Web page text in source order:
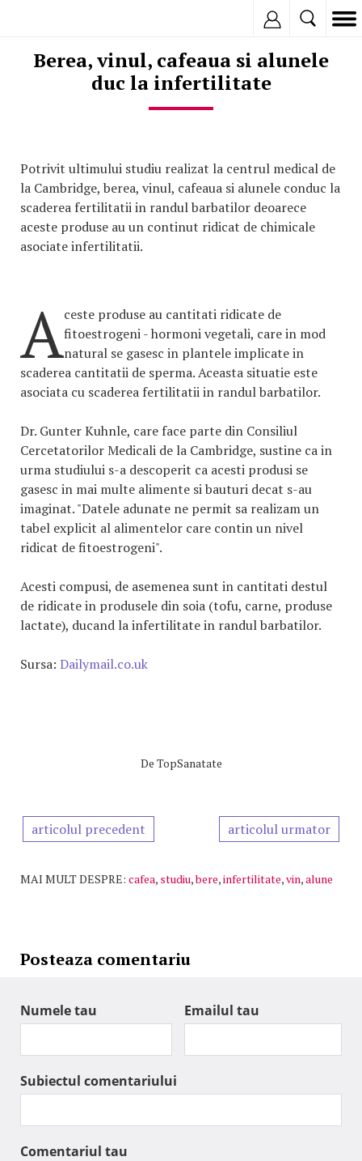
Berea, vinul, cafeaua si alunele
duc la infertilitate
Potrivit ultimului studiu realizat la centrul medical de
la Cambridge, berea, vinul, cafeaua si alunele conduc la
scaderea fertilitatii in randul barbatilor deoarece
aceste produse au un continut ridicat de chimicale
asociate infertilitatii.
Aceste produse au cantitati ridicate de
fitoestrogeni - hormoni vegetali, care in mod
natural se gasesc in plantele implicate in
scaderea cantitatii de sperma. Aceasta situatie este
asociata cu scaderea fertilitatii in randul barbatilor.
Dr. Gunter Kuhnle, care face parte din Consiliul
Cercetatorilor Medicali de la Cambridge, sustine ca in
urma studiului s-a descoperit ca acesti produsi se
gasesc in mai multe alimente si bauturi decat s-au
imaginat. "Datele adunate ne permit sa realizam un
tabel explicit al alimentelor care contin un nivel
ridicat de fitoestrogeni".
Acesti compusi, de asemenea sunt in cantitati destul
de ridicate in produsele din soia (tofu, carne, produse
lactate), ducand la infertilitate in randul barbatilor.
Sursa: Dailymail.co.uk
De TopSanatate
articolul precedent articolul urmator
MAI MULT DESPRE: cafea, studiu,bere,infertilitate,vin,alune
Posteaza comentariu
Numele tau Emailul tau
Subiectul comentariului
Comentariul tau